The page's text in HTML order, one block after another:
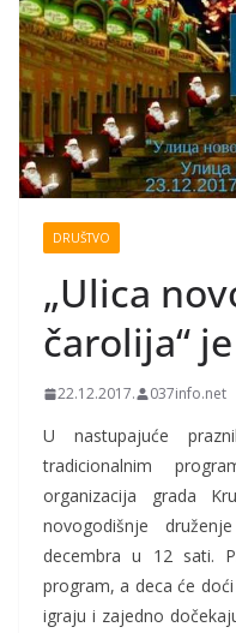
DRUŠTVO
„Ulica
čarolija“
22.12.2017. 037info.net
U nastupajuće
tradicionalnim
organizacija grada
novogodišnje
decembra u 12 sati.
program, a deca će
igraju i zajedno